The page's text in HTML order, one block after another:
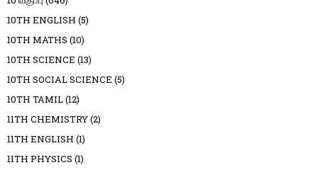
10TH ENGLISH (5)
10TH MATHS (10)
10TH SCIENCE (13)
10TH SOCIAL SCIENCE (5)
10TH TAMIL(12)
11TH CHEMISTRY(2)
11TH ENGLISH (1)
11TH PHYSICS (1)